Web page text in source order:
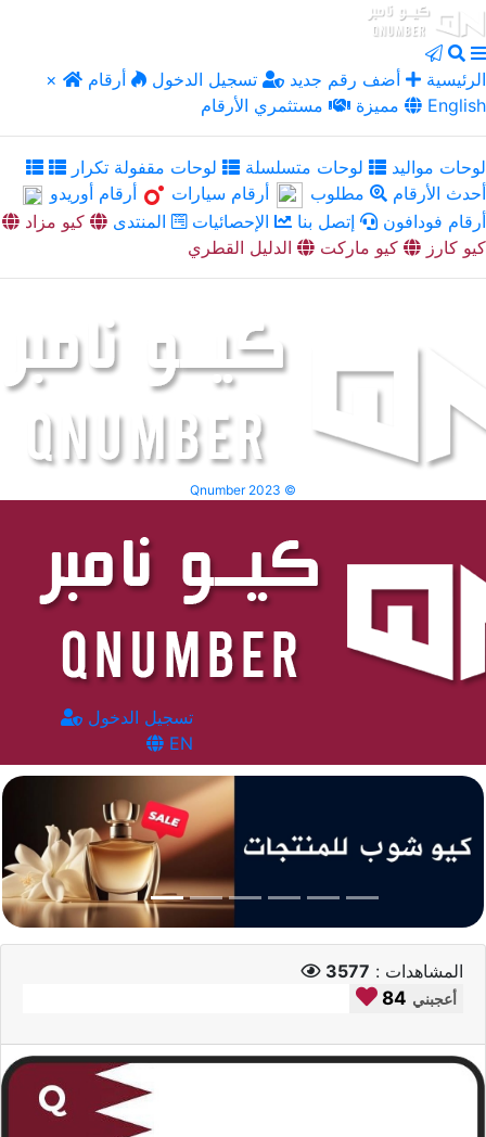
× الرئيسية أضف رقم جديد تسجيل الدخول
أرقام
مميزة
مستثمري الأرقام English
لوحات مواليد لوحات متسلسلة
لوحات مقفولة تكرار
أحدث الأرقام
مطلوب أرقام سيارات
أرقام أوريدو
أرقام فودافون
إتصل بنا الإحصائيات المنتدى
كيو مزاد
كيو كارز
كيو ماركت الدليل القطري
Qnumber 2023 ©
تسجيل الدخول
EN
المشاهدات : 3577
84 أعجبني